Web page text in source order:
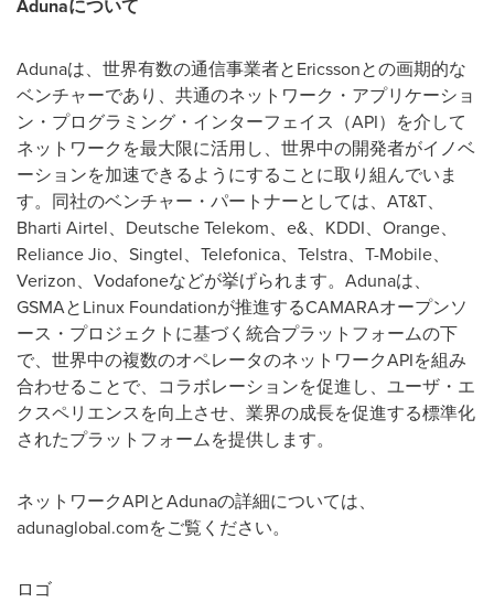
Adunaについて
Adunaは、世界有数の通信事業者とEricssonとの画期的な
ベンチャーであり、共通のネットワーク・アプリケーショ
ン・プログラミング・インターフェイス（API）を介して
ネットワークを最大限に活用し、世界中の開発者がイノベ
ーションを加速できるようにすることに取り組んでいま
す。同社のベンチャー・パートナーとしては、AT&T、
Bharti Airtel、Deutsche Telekom、e&、KDDI、Orange、
Reliance Jio、Singtel、Telefonica、Telstra、T-Mobile、
Verizon、Vodafoneなどが挙げられます。Adunaは、
GSMAとLinux Foundationが推進するCAMARAオープンソ
ース・プロジェクトに基づく統合プラットフォームの下
で、世界中の複数のオペレータのネットワークAPIを組み
合わせることで、コラボレーションを促進し、ユーザ・エ
クスペリエンスを向上させ、業界の成長を促進する標準化
されたプラットフォームを提供します。
ネットワークAPIとAdunaの詳細については、
adunaglobal.comをご覧ください。
ロゴ